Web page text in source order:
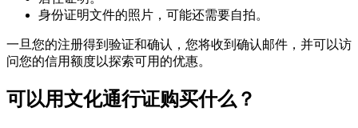
身份证明文件的照片，可能还需要自拍。
一旦您的注册得到验证和确认，您将收到确认邮件，并可以访
问您的信用额度以探索可用的优惠。
可以用文化通行证购买什么？